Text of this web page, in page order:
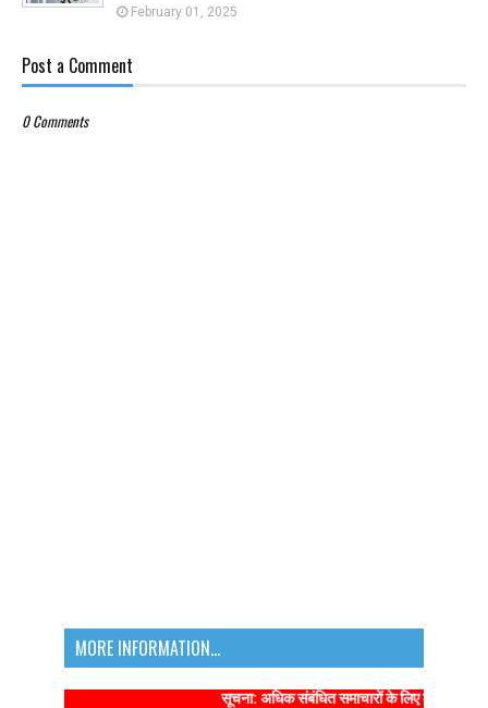
February 01, 2025
Post a Comment
0 Comments
MORE INFORMATION...
सूचना: अधिक संबंधित समाचारों के लिए कृपया